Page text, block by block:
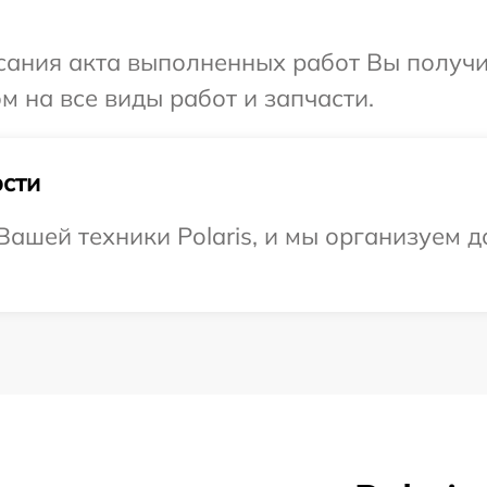
акта выполненных работ Вы
на все виды работ и запчасти.
техники Polaris, и мы организуем